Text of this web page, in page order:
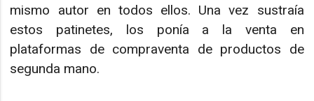
mismo autor en todos ellos. Una vez sustraía
estos patinetes, los ponía a la venta en
plataformas de compraventa de productos de
segunda mano.